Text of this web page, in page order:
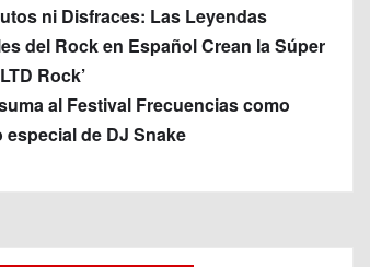
ni Disfraces: Las Leyendas
del Rock en Español Crean la Súper
Rock’
al Festival Frecuencias como
especial de DJ Snake